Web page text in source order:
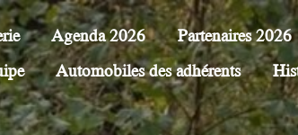
Agenda 2026 Partenaires 2026
Automobiles des adhérents